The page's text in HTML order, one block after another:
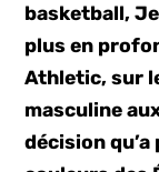
basketball,
plus en
Athletic, sur
masculine
décision